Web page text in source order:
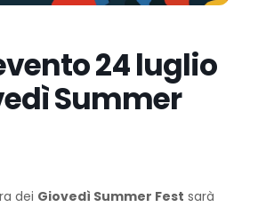
24 luglio
Summer
dei Giovedì Summer Fest sarà